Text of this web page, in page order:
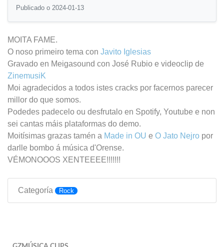
Publicado o 2024-01-13
MOITA FAME.
O noso primeiro tema con Javito Iglesias
Gravado en Meigasound con José Rubio e videoclip de
ZinemusiK
Moi agradecidos a todos istes cracks por facernos parecer
millor do que somos.
Podedes padecelo ou desfrutalo en Spotify, Youtube e non
sei cantas máis plataformas do demo.
Moitísimas grazas tamén a Made in OU e O Jato Nejro por
darlle bombo á música d'Orense.
VÉMONOOOS XENTEEEE!!!!!!!
Categoría Rock